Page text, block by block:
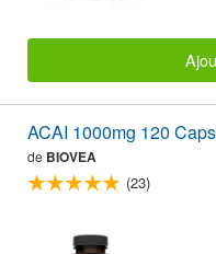
ACAI 1000mg 120
de BIOVEA
(23)